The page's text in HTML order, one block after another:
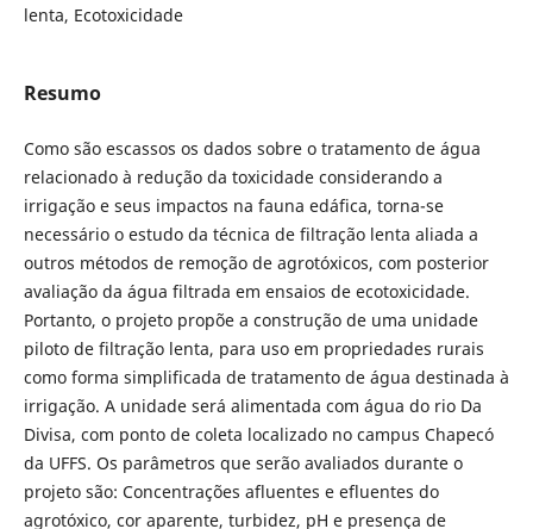
lenta, Ecotoxicidade
Resumo
Como são escassos os dados sobre o tratamento de água
relacionado à redução da toxicidade considerando a
irrigação e seus impactos na fauna edáfica, torna-se
necessário o estudo da técnica de filtração lenta aliada a
outros métodos de remoção de agrotóxicos, com posterior
avaliação da água filtrada em ensaios de ecotoxicidade.
Portanto, o projeto propõe a construção de uma unidade
piloto de filtração lenta, para uso em propriedades rurais
como forma simplificada de tratamento de água destinada à
irrigação. A unidade será alimentada com água do rio Da
Divisa, com ponto de coleta localizado no campus Chapecó
da UFFS. Os parâmetros que serão avaliados durante o
projeto são: Concentrações afluentes e efluentes do
agrotóxico, cor aparente, turbidez, pH e presença de